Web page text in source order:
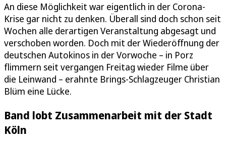
An diese Möglichkeit war eigentlich in der Corona-
Krise gar nicht zu denken. Überall sind doch schon seit
Wochen alle derartigen Veranstaltung abgesagt und
verschoben worden. Doch mit der Wiederöffnung der
deutschen Autokinos in der Vorwoche – in Porz
flimmern seit vergangen Freitag wieder Filme über
die Leinwand – erahnte Brings-Schlagzeuger Christian
Blüm eine Lücke.
Band lobt Zusammenarbeit mit der Stadt
Köln